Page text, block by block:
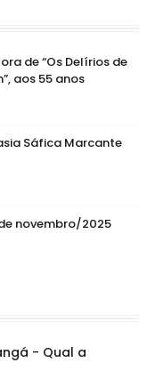
de “Os Delírios de
aos 55 anos
Sáfica Marcante
novembro/2025
- Qual a